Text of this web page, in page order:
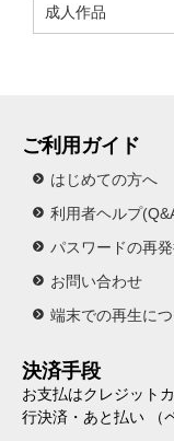
成人作品
ご利用ガイド
はじめての方へ
利用者ヘルプ
パスワードの再
お問い合わせ
端末での再生に
決済手段
お支払はクレジット
行決済・あと払い （